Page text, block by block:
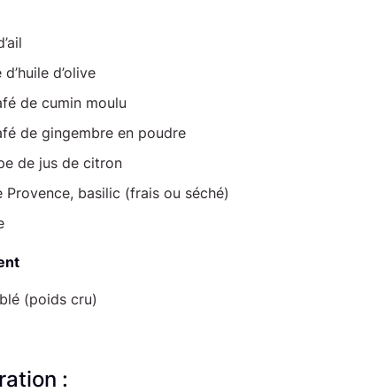
d’olive
de cumin moulu
de gingembre en poudre
de jus de citron
Provence, basilic (frais ou séché)
(poids cru)
: